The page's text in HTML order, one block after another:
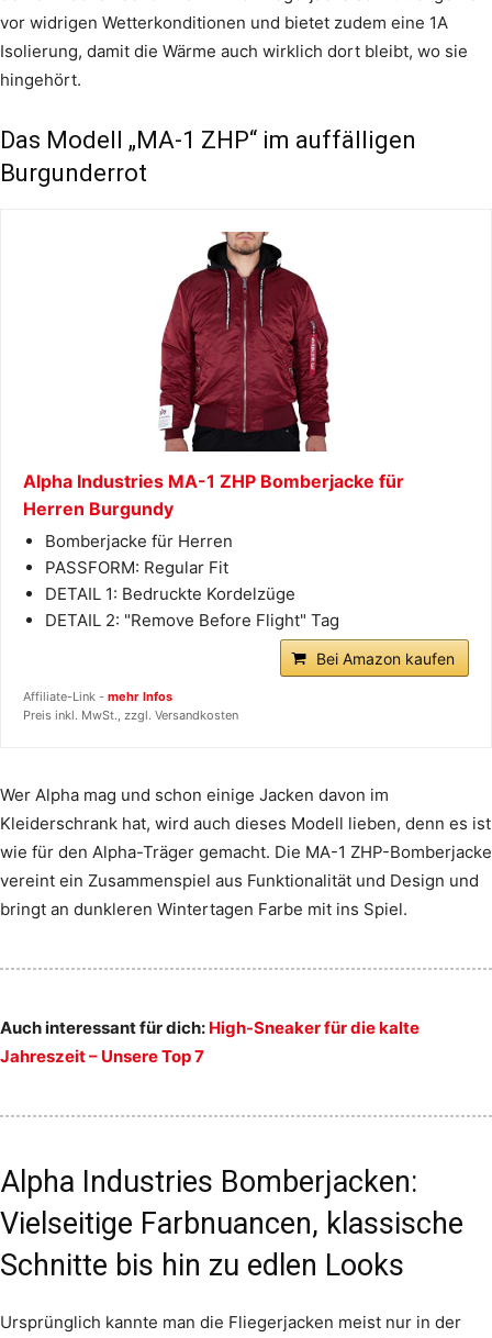
vor widrigen Wetterkonditionen und bietet zudem eine 1A
Isolierung, damit die Wärme auch wirklich dort bleibt, wo sie
hingehört.
Das Modell „MA-1 ZHP“ im auffälligen
Burgunderrot
Alpha Industries MA-1 ZHP Bomberjacke für
Herren Burgundy
Bomberjacke für Herren
PASSFORM: Regular Fit
DETAIL 1: Bedruckte Kordelzüge
DETAIL 2: "Remove Before Flight" Tag
Bei Amazon kaufen
Affiliate-Link - mehr Infos
Preis inkl. MwSt., zzgl. Versandkosten
Wer Alpha mag und schon einige Jacken davon im
Kleiderschrank hat, wird auch dieses Modell lieben, denn es ist
wie für den Alpha-Träger gemacht. Die MA-1 ZHP-Bomberjacke
vereint ein Zusammenspiel aus Funktionalität und Design und
bringt an dunkleren Wintertagen Farbe mit ins Spiel.
Auch interessant für dich: High-Sneaker für die kalte
Jahreszeit – Unsere Top 7
Alpha Industries Bomberjacken:
Vielseitige Farbnuancen, klassische
Schnitte bis hin zu edlen Looks
Ursprünglich kannte man die Fliegerjacken meist nur in der